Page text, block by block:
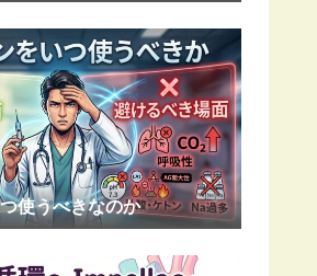
使うべきなのか